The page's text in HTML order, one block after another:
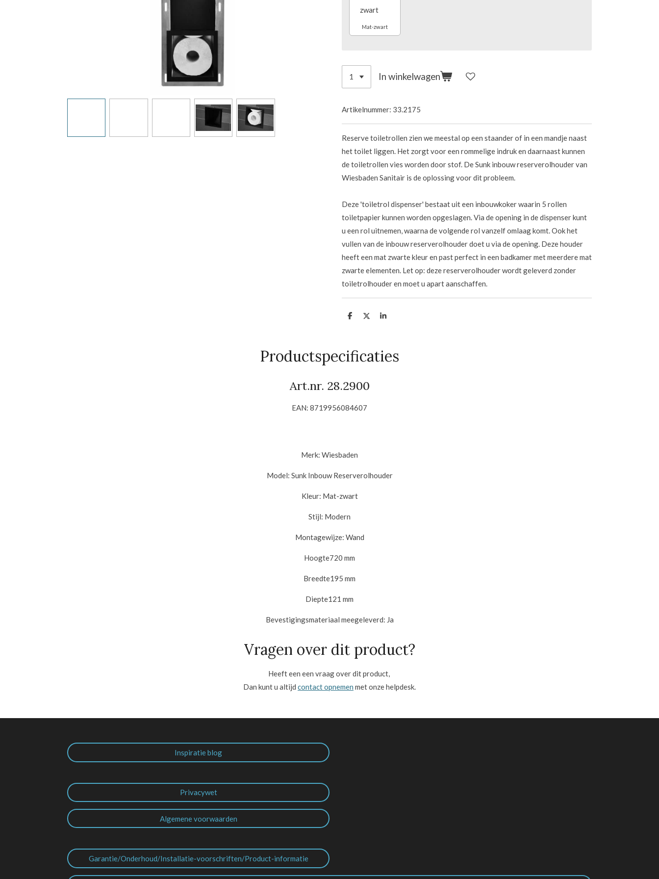
Mat-zwart
In winkelwagen
Artikelnummer: 33.2175
Reserve toiletrollen zien we meestal op een staander of in een mandje naast
het toilet liggen. Het zorgt voor een rommelige indruk en daarnaast kunnen
de toiletrollen vies worden door stof. De Sunk inbouw reserverolhouder van
Wiesbaden Sanitair is de oplossing voor dit probleem.
Deze 'toiletrol dispenser' bestaat uit een inbouwkoker waarin 5 rollen
toiletpapier kunnen worden opgeslagen. Via de opening in de dispenser kunt
u een rol uitnemen, waarna de volgende rol vanzelf omlaag komt. Ook het
vullen van de inbouw reserverolhouder doet u via de opening. Deze houder
heeft een mat zwarte kleur en past perfect in een badkamer met meerdere mat
zwarte elementen. Let op: deze reserverolhouder wordt geleverd zonder
toiletrolhouder en moet u apart aanschaffen.
D
D
S
Productspecificaties
Art.nr. 28.2900
EAN: 8719956084607
Merk: Wiesbaden
Model: Sunk InbouwReserverolhouder
Kleur: Mat-zwart
Stijl: Modern
Montagewijze: Wand
Hoogte720 mm
Breedte195 mm
Diepte121 mm
Bevestigingsmateriaal meegeleverd: Ja
Vragen over dit product?
Heeft een een vraag over dit product,
Dan kunt u altijd contact opnemen met onze helpdesk.
Inspiratie blog
Privacywet
Algemene voorwaarden
Garantie/Onderhoud/Installatie-voorschriften/Product-informatie